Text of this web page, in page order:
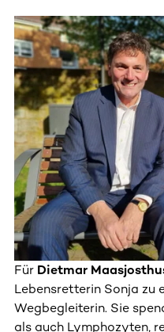
Für Dietmar
Lebensretterin Sonja zu
Wegbegleiterin. Sie
als auch Lymphozyten,